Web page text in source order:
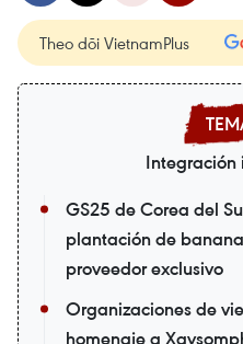
Theo dõi VietnamPlus
Integración
GS25 de Corea del
plantación de
proveedor exclusivo
Organizaciones de
homenaje a